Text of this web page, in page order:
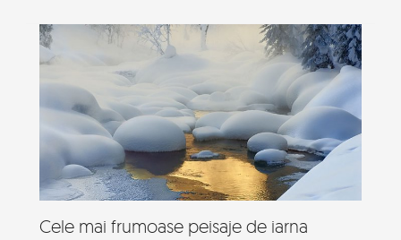
Cele mai frumoase peisaje de iarna